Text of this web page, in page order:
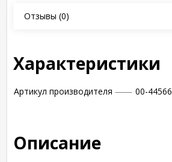
Отзывы (0)
Характеристики
Артикул производителя 00-44566
Описание